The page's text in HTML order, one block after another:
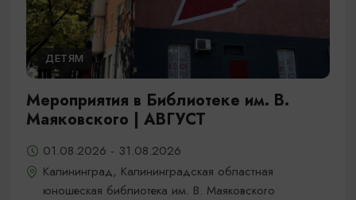
ДЕТЯМ
Мероприятия в Библиотеке им. В.
Маяковского | АВГУСТ
01.08.2026 - 31.08.2026
Калининград, Калининградская областная
юношеская библиотека им. В. Маяковского